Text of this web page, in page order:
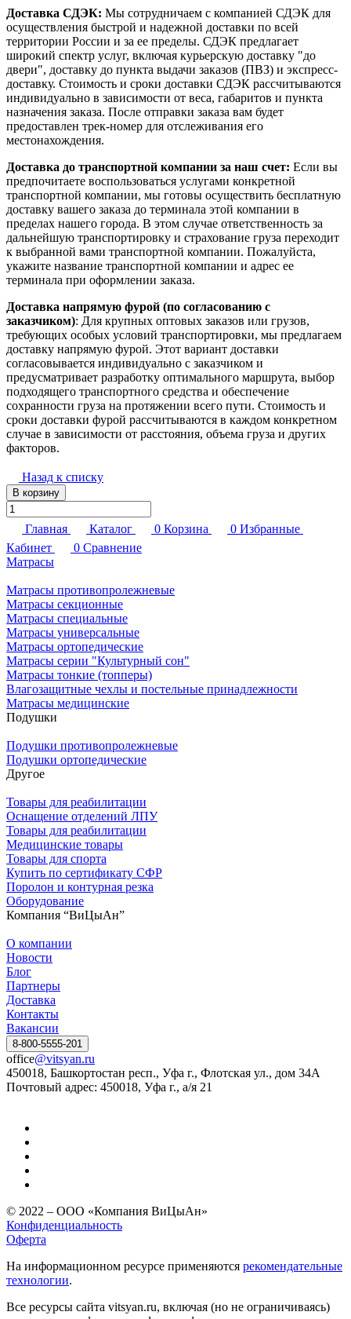
Доставка СДЭК: Мы сотрудничаем с компанией СДЭК для
осуществления быстрой и надежной доставки по всей
территории России и за ее пределы. СДЭК предлагает
широкий спектр услуг, включая курьерскую доставку "до
двери", доставку до пункта выдачи заказов (ПВЗ) и экспресс-
доставку. Стоимость и сроки доставки СДЭК рассчитываются
индивидуально в зависимости от веса, габаритов и пункта
назначения заказа. После отправки заказа вам будет
предоставлен трек-номер для отслеживания его
местонахождения.
Доставка до транспортной компании за наш счет: Если вы
предпочитаете воспользоваться услугами конкретной
транспортной компании, мы готовы осуществить бесплатную
доставку вашего заказа до терминала этой компании в
пределах нашего города. В этом случае ответственность за
дальнейшую транспортировку и страхование груза переходит
к выбранной вами транспортной компании. Пожалуйста,
укажите название транспортной компании и адрес ее
терминала при оформлении заказа.
Доставка напрямую фурой (по согласованию с
заказчиком): Для крупных оптовых заказов или грузов,
требующих особых условий транспортировки, мы предлагаем
доставку напрямую фурой. Этот вариант доставки
согласовывается индивидуально с заказчиком и
предусматривает разработку оптимального маршрута, выбор
подходящего транспортного средства и обеспечение
сохранности груза на протяжении всего пути. Стоимость и
сроки доставки фурой рассчитываются в каждом конкретном
случае в зависимости от расстояния, объема груза и других
факторов.
Назад к списку
В корзину
Главная Каталог 0 Корзина 0 Избранные
Кабинет
0 Сравнение
Матрасы
Матрасы противопролежневые
Матрасы секционные
Матрасы специальные
Матрасы универсальные
Матрасы ортопедические
Матрасы серии "Культурный сон"
Матрасы тонкие (топперы)
Влагозащитные чехлы и постельные принадлежности
Матрасы медицинские
Подушки
Подушки противопролежневые
Подушки ортопедические
Другое
Товары для реабилитации
Оснащение отделений ЛПУ
Товары для реабилитации
Медицинские товары
Товары для спорта
Купить по сертификату СФР
Поролон и контурная резка
Оборудование
Компания “ВиЦыАн”
О компании
Новости
Блог
Партнеры
Доставка
Контакты
Вакансии
8-800-5555-201
office@vitsyan.ru
450018, Башкортостан респ., Уфа г., Флотская ул., дом 34А
Почтовый адрес: 450018, Уфа г., а/я 21
© 2022 – ООО «Компания ВиЦыАн»
Конфиденциальность
Оферта
На информационном ресурсе применяются рекомендательные
технологии.
Все ресурсы сайта vitsyan.ru, включая (но не ограничиваясь)